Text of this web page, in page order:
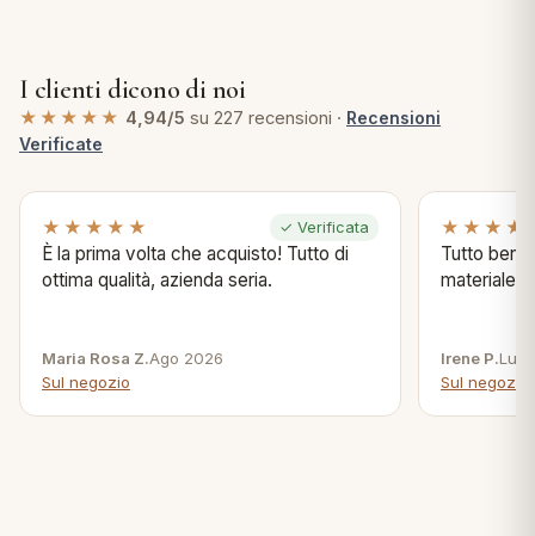
I clienti dicono di noi
★★★★★ 4,94/5 su 227 recensioni · Recensioni
Verificate
★★★★★ ✓ Verificata
È la prima volta che acquisto! Tutto di
ottima qualità, azienda seria.
Maria Rosa Z.Ago 2026
Sul negozio
Tutto bene
materiale .
Irene P.Lug
Sul negozio